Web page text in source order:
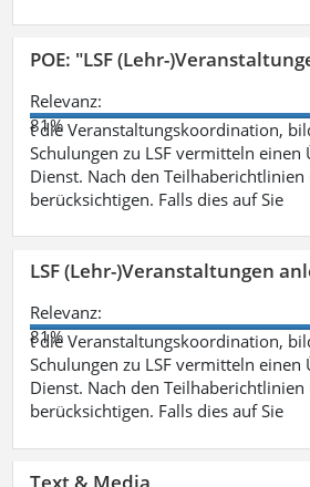
POE: "LSF (Lehr-
Relevanz:
81%
t die Veranstaltungskoordination,
Schulungen zu LSF vermitteln
Dienst. Nach den
berücksichtigen. Falls dies auf Sie
LSF (Lehr-)Veranstaltungen
Relevanz:
81%
t die Veranstaltungskoordination,
Schulungen zu LSF vermitteln
Dienst. Nach den
berücksichtigen. Falls dies auf Sie